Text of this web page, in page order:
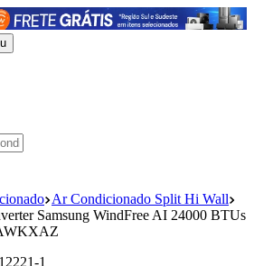
Ar Condicionado Split Hi Wall
Samsung WindFree AI 24000 BTUs